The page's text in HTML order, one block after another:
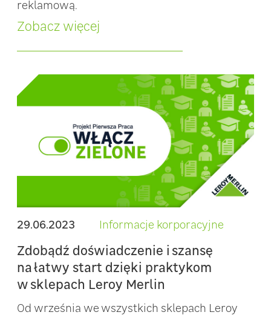
reklamową.
Zobacz więcej
29.06.2023 Informacje korporacyjne
Zdobądź doświadczenie i szansę
na łatwy start dzięki praktykom
w sklepach Leroy Merlin
Od września we wszystkich sklepach Leroy